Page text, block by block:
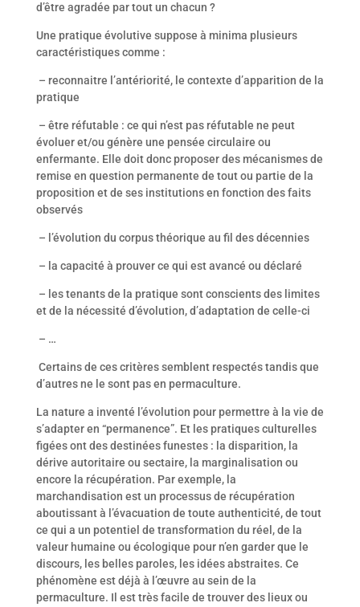
d’être agradée par tout un chacun ?
Une pratique évolutive suppose à minima plusieurs
caractéristiques comme :
– reconnaitre l’antériorité, le contexte d’apparition de la
pratique
– être réfutable : ce qui n’est pas réfutable ne peut
évoluer et/ou génère une pensée circulaire ou
enfermante. Elle doit donc proposer des mécanismes de
remise en question permanente de tout ou partie de la
proposition et de ses institutions en fonction des faits
observés
– l’évolution du corpus théorique au fil des décennies
– la capacité à prouver ce qui est avancé ou déclaré
– les tenants de la pratique sont conscients des limites
et de la nécessité d’évolution, d’adaptation de celle-ci
– …
Certains de ces critères semblent respectés tandis que
d’autres ne le sont pas en permaculture.
La nature a inventé l’évolution pour permettre à la vie de
s’adapter en “permanence”. Et les pratiques culturelles
figées ont des destinées funestes : la disparition, la
dérive autoritaire ou sectaire, la marginalisation ou
encore la récupération. Par exemple, la
marchandisation est un processus de récupération
aboutissant à l’évacuation de toute authenticité, de tout
ce qui a un potentiel de transformation du réel, de la
valeur humaine ou écologique pour n’en garder que le
discours, les belles paroles, les idées abstraites. Ce
phénomène est déjà à l’œuvre au sein de la
permaculture. Il est très facile de trouver des lieux ou